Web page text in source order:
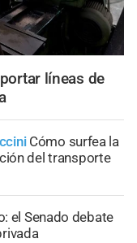
líneas de
Cómo surfea la
del transporte
el Senado debate